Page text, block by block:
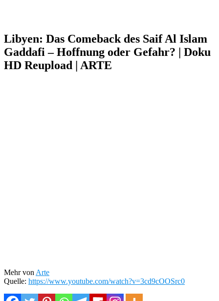
Libyen: Das Comeback des Saif Al Islam
Gaddafi – Hoffnung oder Gefahr? | Doku
HD Reupload | ARTE
Mehr von Arte
Quelle: https://www.youtube.com/watch?v=3cd9cOOSrc0